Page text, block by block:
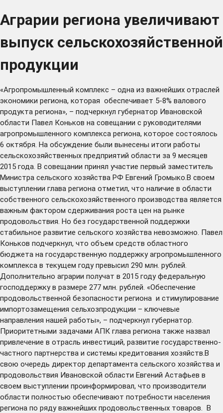
Аграрии региона увеличивают
выпуск сельскохозяйственной
продукции
«Агропромышленный комплекс – одна из важнейших отраслей
экономики региона, которая обеспечивает 5-8% валового
продукта региона», – подчеркнул губернатор Ивановской
области Павел Коньков на совещании с руководителями
агропромышленного комплекса региона, которое состоялось
6 октября. На обсуждение были вынесены итоги работы
сельскохозяйственных предприятий области за 9 месяцев
2015 года. В совещании принял участие первый заместитель
Министра сельского хозяйства РФ Евгений Громыко.В своем
выступлении глава региона отметил, что наличие в области
собственного сельскохозяйственного производства является
важным фактором сдерживания роста цен на рынке
продовольствия. Но без государственной поддержки
стабильное развитие сельского хозяйства невозможно. Павел
Коньков подчеркнул, что объем средств областного
бюджета на государственную поддержку агропромышленного
комплекса в текущем году превысил 290 млн. рублей.
Дополнительно аграрии получат в 2015 году федеральную
господдержку в размере 277 млн. рублей. «Обеспечение
продовольственной безопасности региона и стимулирование
импортозамещения сельхозпродукции – ключевые
направления нашей работы», – подчеркнул губернатор.
Приоритетными задачами АПК глава региона также назвал
привлечение в отрасль инвестиций, развитие государственно-
частного партнерства и системы кредитования хозяйств.В
свою очередь директор департамента сельского хозяйства и
продовольствия Ивановской области Евгений Астафьев в
своем выступлении проинформировал, что производители
области полностью обеспечивают потребности населения
региона по ряду важнейших продовольственных товаров. В